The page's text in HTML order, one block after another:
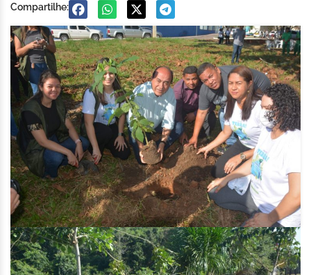
Compartilhe: